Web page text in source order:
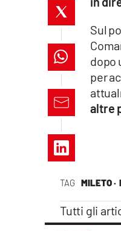
catanzarochannel.it
lacapitalenews.it
Vai
TAG MILETO ·
Tutti gli
Sul
dopo
per
altre